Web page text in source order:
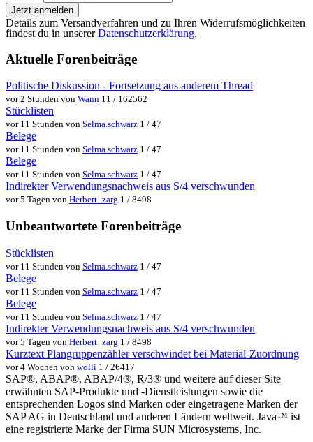
Jetzt anmelden
Details zum Versandverfahren und zu Ihren Widerrufsmöglichkeiten
findest du in unsererDatenschutzerklärung.
Aktuelle Forenbeiträge
Politische Diskussion - Fortsetzung aus anderem Thread
vor 2 Stunden von Wann 11 / 162562
Stücklisten
vor 11 Stunden von Selma.schwarz 1 / 47
Belege
vor 11 Stunden von Selma.schwarz 1 / 47
Belege
vor 11 Stunden von Selma.schwarz 1 / 47
Indirekter Verwendungsnachweis aus S/4 verschwunden
vor 5 Tagen von Herbert_zarg 1 / 8498
Unbeantwortete Forenbeiträge
Stücklisten
vor 11 Stunden von Selma.schwarz 1 / 47
Belege
vor 11 Stunden von Selma.schwarz 1 / 47
Belege
vor 11 Stunden von Selma.schwarz 1 / 47
Indirekter Verwendungsnachweis aus S/4 verschwunden
vor 5 Tagen von Herbert_zarg 1 / 8498
Kurztext Plangruppenzähler verschwindet bei Material-Zuordnung
vor 4 Wochen von wolli 1 / 26417
SAP®, ABAP®, ABAP/4®, R/3® und weitere auf dieser Site
erwähnten SAP-Produkte und -Dienstleistungen sowie die
entsprechenden Logos sind Marken oder eingetragene Marken der
SAP AG in Deutschland und anderen Ländern weltweit. Java™ ist
eine registrierte Marke der Firma SUN Microsystems, Inc.